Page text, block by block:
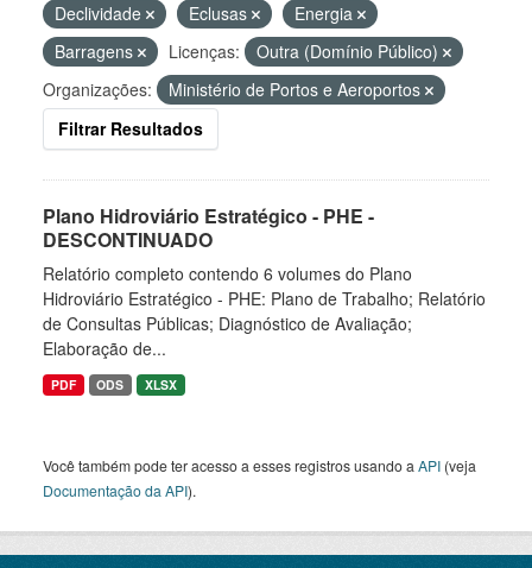
Declividade
Eclusas
Energia
Barragens
Licenças:
Outra (Domínio Público)
Organizações:
Ministério de Portos e Aeroportos
Filtrar Resultados
Plano Hidroviário Estratégico - PHE -
DESCONTINUADO
Relatório completo contendo 6 volumes do Plano
Hidroviário Estratégico - PHE: Plano de Trabalho; Relatório
de Consultas Públicas; Diagnóstico de Avaliação;
Elaboração de...
PDF ODS XLSX
Você também pode ter acesso a esses registros usando a API (veja
Documentação da API).